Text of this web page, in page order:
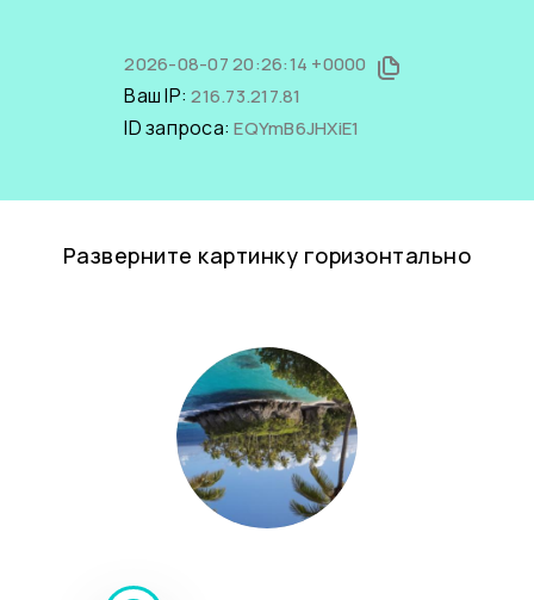
2026-08-07 20:26:14 +0000
Ваш IP:216.73.217.81
ID запроса:EQYmB6JHXiE1
Разверните картинку горизонтально